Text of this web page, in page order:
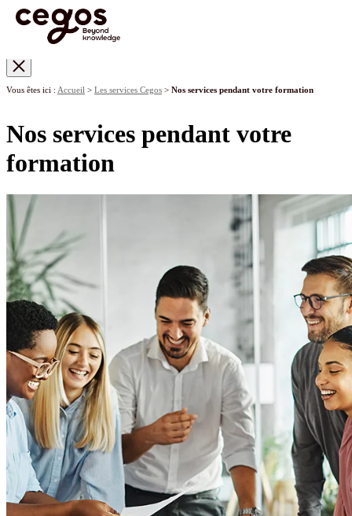
Vous êtes ici : Accueil > Les services Cegos > Nos services pendant votre formation
Nos services pendant votre
formation